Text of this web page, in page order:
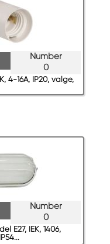
Number
0
4-16A, IP20, valge,
Number
0
E27, IEK, 1406,